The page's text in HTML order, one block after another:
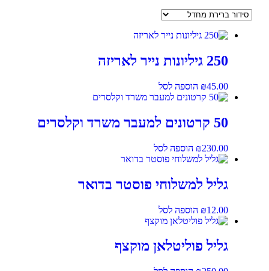
250 גיליונות נייר לאריזה
₪45.00 הוספה לסל
50 קרטונים למעבר משרד וקלסרים
₪230.00 הוספה לסל
גליל למשלוחי פוסטר בדואר
₪12.00 הוספה לסל
גליל פוליטלאן מוקצף